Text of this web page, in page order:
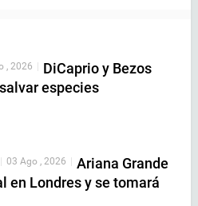
, 2026
DiCaprio y Bezos
especies
| 03 Ago , 2026 | Ariana Grande
en Londres y se tomará